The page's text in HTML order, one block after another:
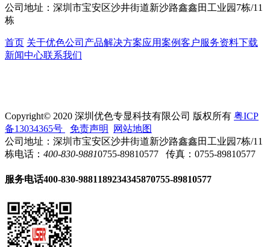
公司地址： 深圳市宝安区沙井街道新沙路鑫鑫田工业园7栋/11
栋
首页 关于优色公司产品解决方案应用案例客户服务资料下载
新闻中心联系我们
Copyright© 2020 深圳优色专显科技有限公司 版权所有 粤ICP
备13034365号
免责声明
网站地图
公司地址：深圳市宝安区沙井街道新沙路鑫鑫田工业园7栋/11
栋电话： 400-830-98810755-89810577 传真：0755-89810577
服务电话400-830-9881189234345870755-89810577